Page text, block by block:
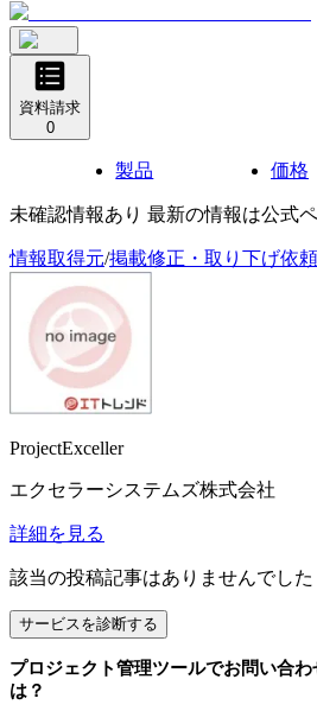
資料請求
0
製品 価格
未確認情報あり 最新の情報は公式
情報取得元/掲載修正・取り下げ依頼
ProjectExceller
エクセラーシステムズ株式会社
詳細を見る
該当の投稿記事はありませんでした
サービスを診断する
プロジェクト管理ツールでお問い合
は？